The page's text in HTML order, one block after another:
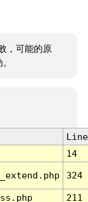
，可能的原
Line
14
324
211